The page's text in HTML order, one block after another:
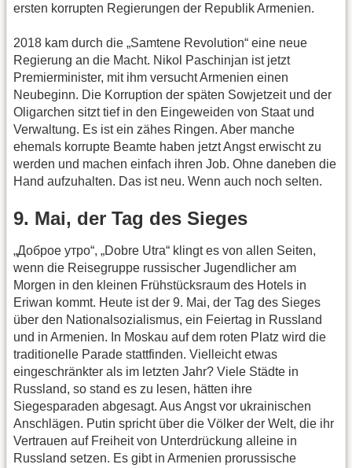
ersten korrupten Regierungen der Republik Armenien.
2018 kam durch die „Samtene Revolution“ eine neue
Regierung an die Macht. Nikol Paschinjan ist jetzt
Premierminister, mit ihm versucht Armenien einen
Neubeginn. Die Korruption der späten Sowjetzeit und der
Oligarchen sitzt tief in den Eingeweiden von Staat und
Verwaltung. Es ist ein zähes Ringen. Aber manche
ehemals korrupte Beamte haben jetzt Angst erwischt zu
werden und machen einfach ihren Job. Ohne daneben die
Hand aufzuhalten. Das ist neu. Wenn auch noch selten.
9. Mai, der Tag des Sieges
„Доброе утро“, „Dobre Utra“ klingt es von allen Seiten,
wenn die Reisegruppe russischer Jugendlicher am
Morgen in den kleinen Frühstücksraum des Hotels in
Eriwan kommt. Heute ist der 9. Mai, der Tag des Sieges
über den Nationalsozialismus, ein Feiertag in Russland
und in Armenien. In Moskau auf dem roten Platz wird die
traditionelle Parade stattfinden. Vielleicht etwas
eingeschränkter als im letzten Jahr? Viele Städte in
Russland, so stand es zu lesen, hätten ihre
Siegesparaden abgesagt. Aus Angst vor ukrainischen
Anschlägen. Putin spricht über die Völker der Welt, die ihr
Vertrauen auf Freiheit von Unterdrückung alleine in
Russland setzen. Es gibt in Armenien prorussische